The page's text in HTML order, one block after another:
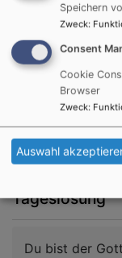
Gemeindehaus um
und u.a. zu basteln,
Die Termine werden
Nachrichten im
Tageslosung
Du bist der
Speichern
Zweck:
Consent
Cookie
Browser
Zweck:
Auswahl